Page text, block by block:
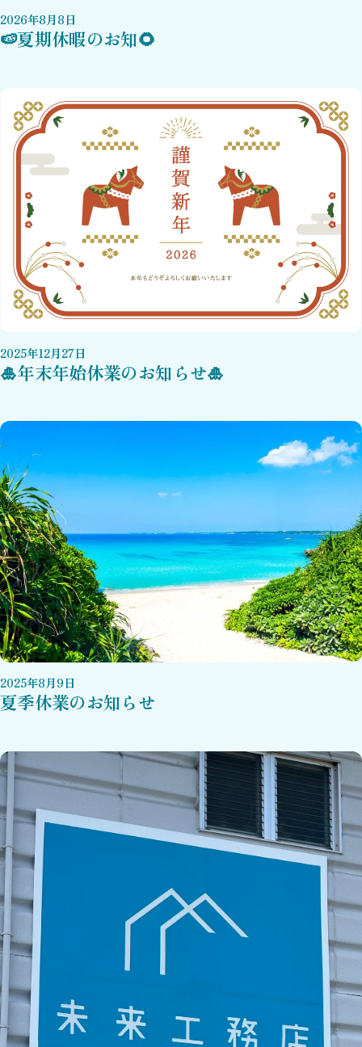
2026年8月8日
🍉夏期休暇のお知🌻
2025年12月27日
🎍年末年始休業のお知らせ🎍
2025年8月9日
夏季休業のお知らせ